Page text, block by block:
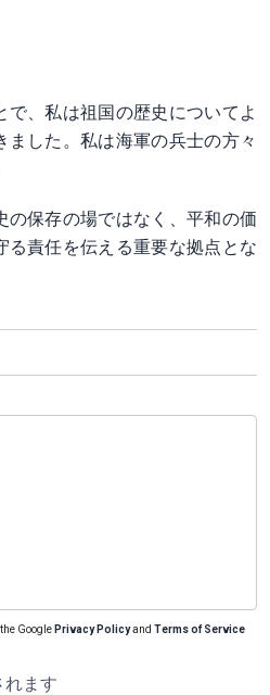
で、私は祖国の歴史についてよ
ました。私は海軍の兵士の方々
の保存の場ではなく、平和の価
る責任を伝える重要な拠点とな
Google Privacy Policyand Terms of Service
れます